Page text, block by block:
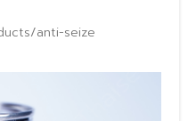
anti-seize